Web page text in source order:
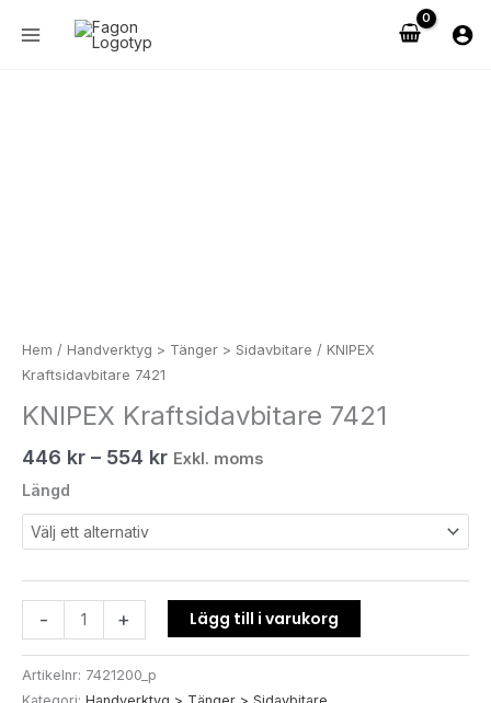
Hem / Handverktyg > Tänger > Sidavbitare / KNIPEX
Kraftsidavbitare 7421
KNIPEX Kraftsidavbitare 7421
446 kr – 554 kr Exkl. moms
Längd
- + Lägg till i varukorg
Artikelnr: 7421200_p